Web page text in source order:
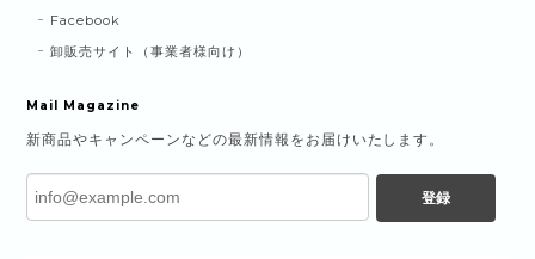
Facebook
卸販売サイト（事業者様向け）
Mail Magazine
新商品やキャンペーンなどの最新情報をお届けいたします。
登録